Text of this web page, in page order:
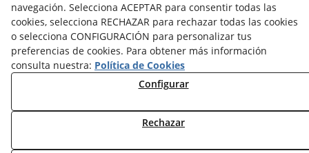
Aviso Legal Política de Cookies
Política de Privacidad
Condiciones de Compra
Condiciones de Uso y Acceso
navegación. Selecciona ACEPTAR para consentir todas las
cookies, selecciona RECHAZAR para rechazar todas las cookies
o selecciona CONFIGURACIÓN para personalizar tus
preferencias de cookies. Para obtener más información
consulta nuestra: Política de Cookies
Configurar
Rechazar